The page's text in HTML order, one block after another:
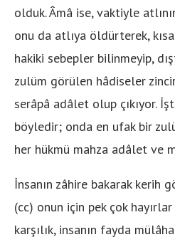
olduk. Âmâ ise, vaktiyle
onu da atlıya öldürterek,
hakiki sebepler bilinmeyip,
zulüm görülen hâdiseler
serâpâ adâlet olup çıkıyor.
böyledir; onda en ufak bir
her hükmü mahza adâlet ve
İnsanın zâhire bakarak kerih
(cc) onun için pek çok
karşılık, insanın fayda